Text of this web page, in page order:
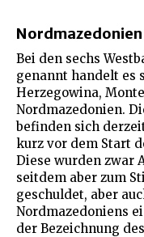
Bei den sechs
genannt handelt es
Herzegowina,
Nordmazedonien.
befinden sich
kurz vor dem Start
Diese wurden zwar
seitdem aber zum
geschuldet, aber
Nordmazedoniens
der Bezeichnung